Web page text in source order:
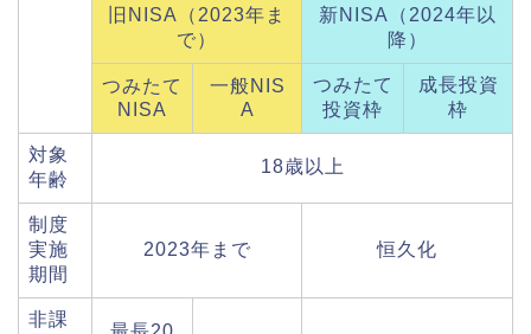
旧NISA（2023年ま
で）
新NISA（2024年以
降）
つみたて
NISA
一般NIS
A
つみたて
投資枠
成長投資
枠
対象
年齢
18歳以上
制度
実施
期間
2023年まで 恒久化
非課